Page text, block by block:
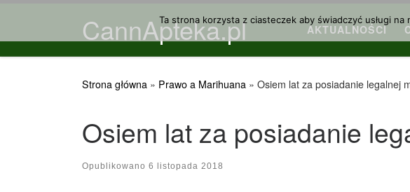
Przejdź do treściCannApteka.pl AKTUALNOŚCI
Strona główna » Prawo a Marihuana » Osiem lat za posiadanie legalnej
Osiem lat za posiadanie
Opublikowano 6 listopada 2018
Ta strona korzysta z ciasteczek aby świadczyć usługi na